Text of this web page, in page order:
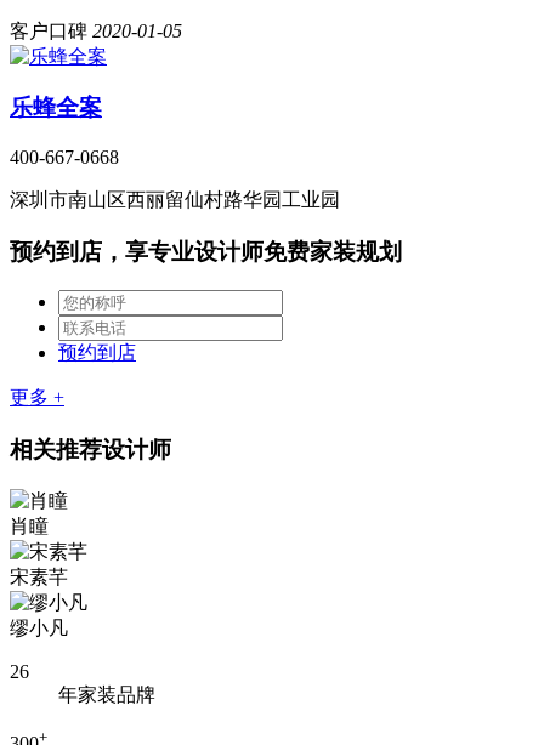
客户口碑 2020-01-05
乐蜂全案
400-667-0668
深圳市南山区西丽留仙村路华园工业园
预约到店，享专业设计师免费家装规划
预约到店
更多 +
相关推荐设计师
肖瞳
宋素芊
缪小凡
26
年家装品牌
+